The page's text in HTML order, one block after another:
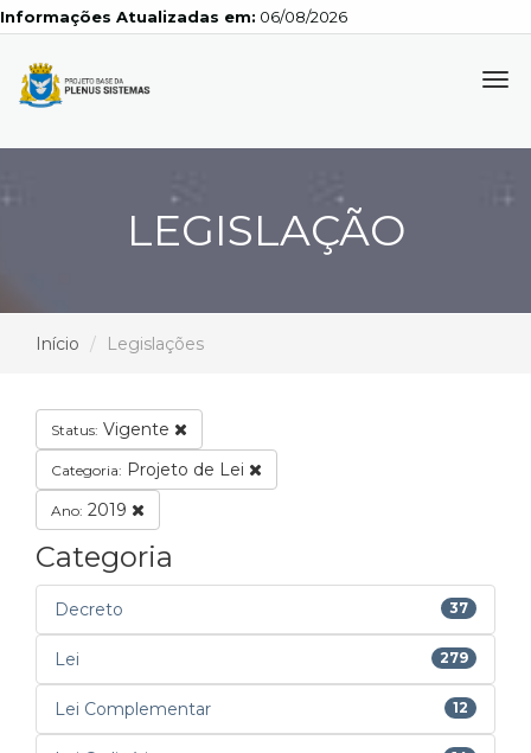
Atualizadas em: 06/08/2026
LEGISLAÇÃO
Início Legislações
Status: Vigente
Categoria: Projeto de Lei
Ano: 2019
Categoria
Decreto 37
Lei 279
Lei Complementar 12